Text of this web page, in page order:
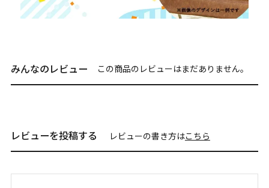
みんなのレビュー この商品のレビューはまだありません。
レビューを投稿する レビューの書き方はこちら